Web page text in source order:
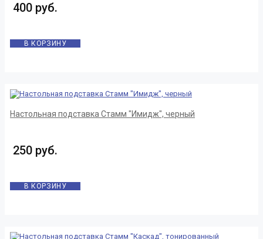
400 руб.
В КОРЗИНУ
Настольная подставка Стамм "Имидж", черный
250 руб.
В КОРЗИНУ